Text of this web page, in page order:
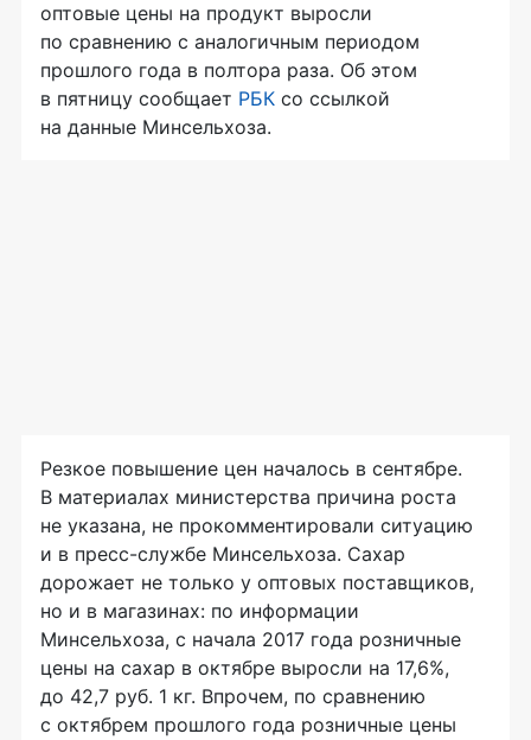
оптовые цены на продукт выросли
по сравнению с аналогичным периодом
прошлого года в полтора раза. Об этом
в пятницу сообщает РБК со ссылкой
на данные Минсельхоза.
Резкое повышение цен началось в сентябре.
В материалах министерства причина роста
не указана, не прокомментировали ситуацию
и в пресс-службе Минсельхоза. Сахар
дорожает не только у оптовых поставщиков,
но и в магазинах: по информации
Минсельхоза, с начала 2017 года розничные
цены на сахар в октябре выросли на 17,6%,
до 42,7 руб. 1 кг. Впрочем, по сравнению
с октябрем прошлого года розничные цены